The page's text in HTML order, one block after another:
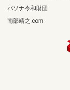
パソナ令和財団
南部靖之.com